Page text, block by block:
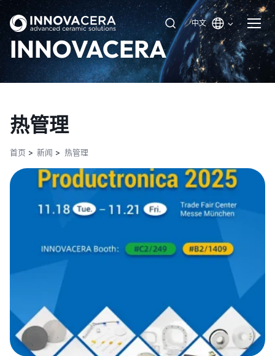
中文
INNOVACERA
热管理
首页 新闻 热管理